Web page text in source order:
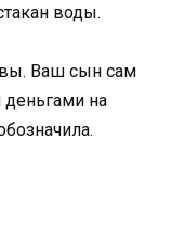
воды.
Ваш сын сам
на